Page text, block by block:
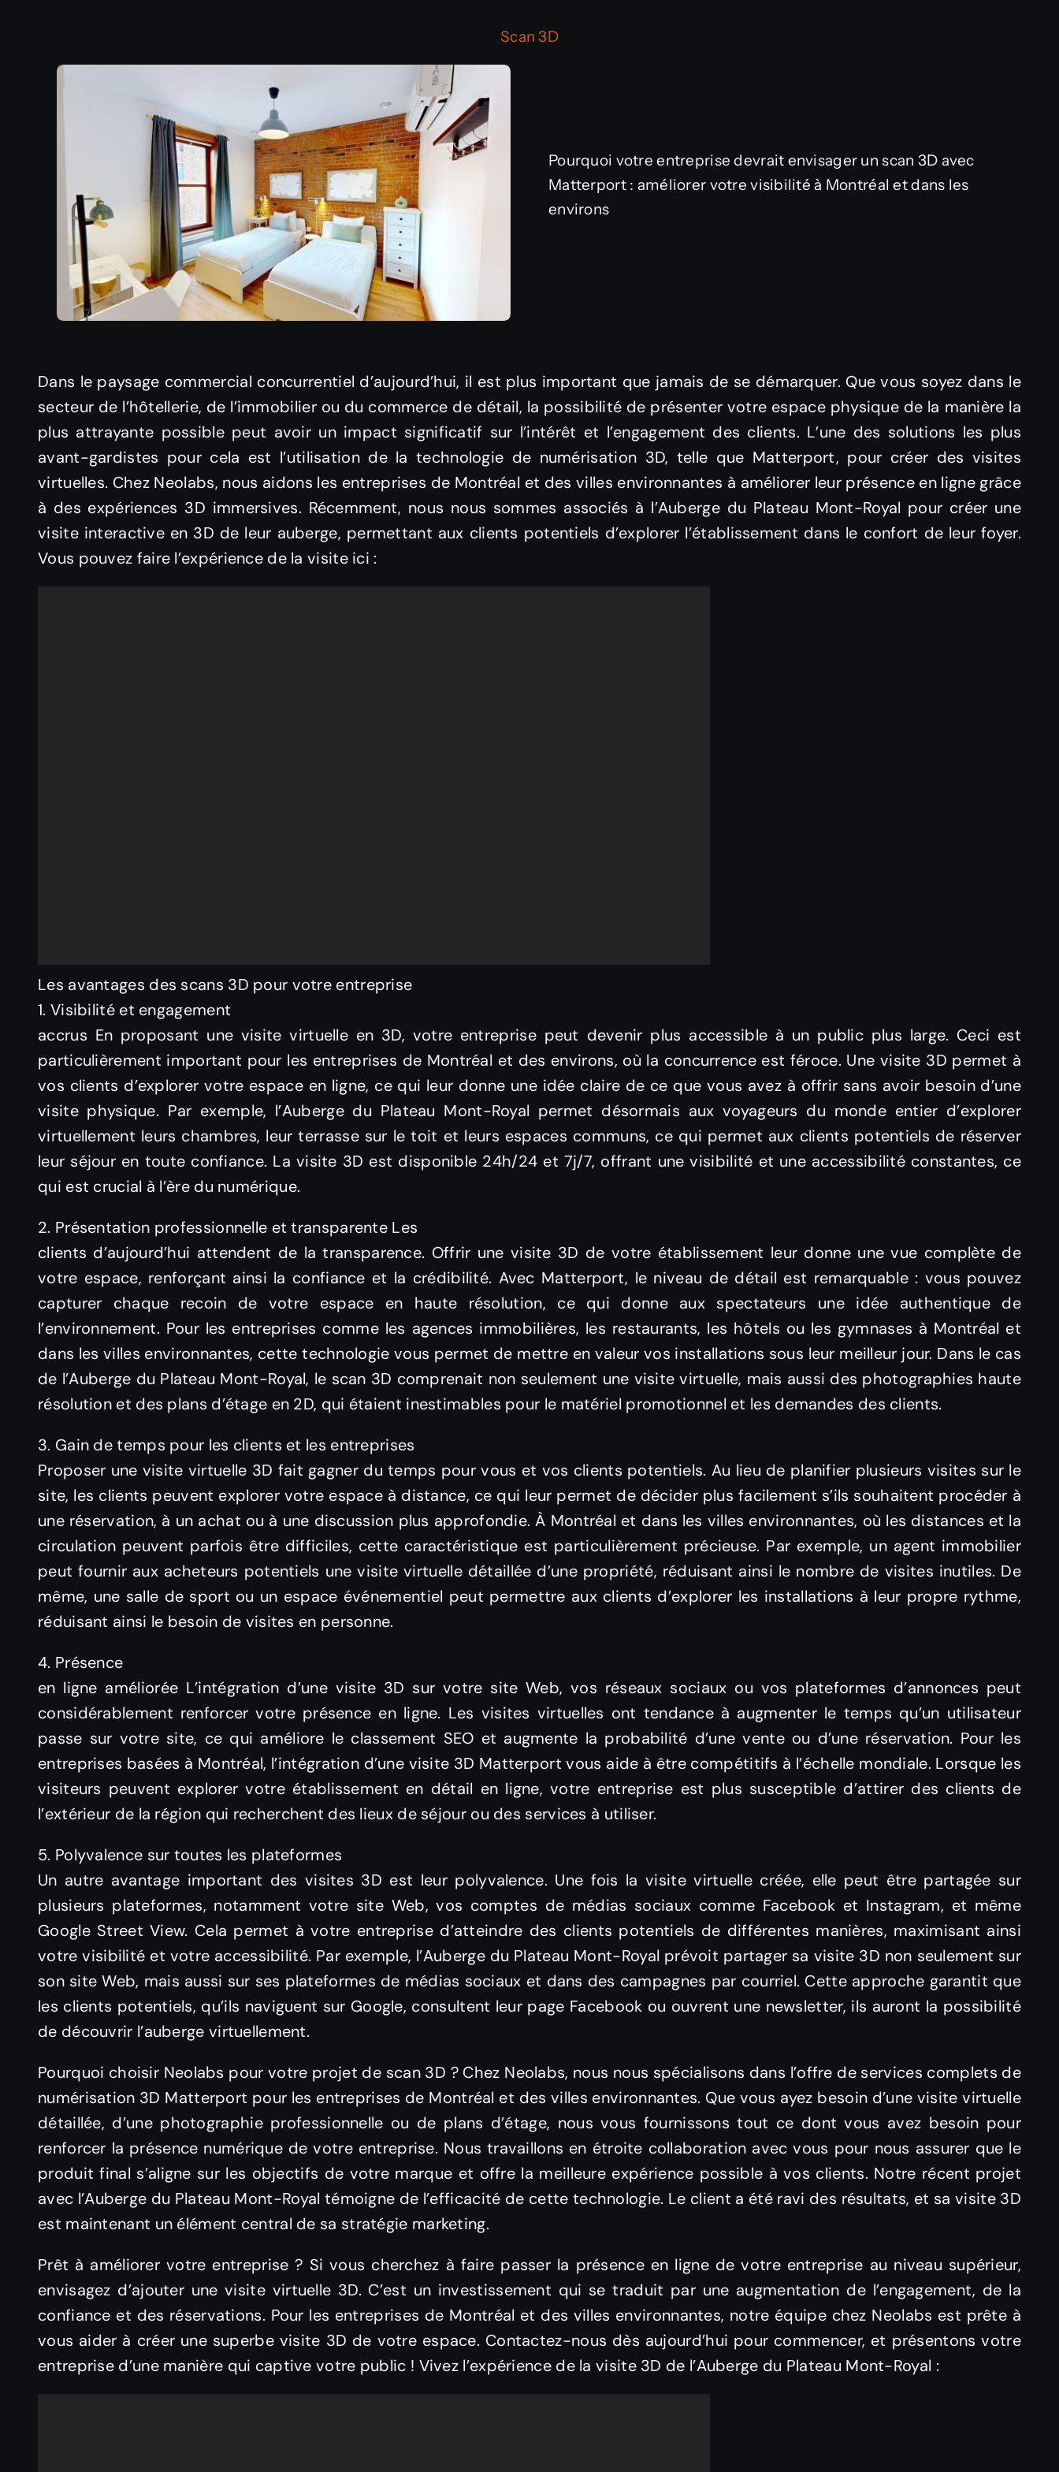
Scan 3D
Pourquoi votre entreprise devrait envisager un scan 3D avec
Matterport : améliorer votre visibilité à Montréal et dans les
environs
Dans le paysage commercial concurrentiel d’aujourd’hui, il est plus important que jamais de se démarquer. Que vous soyez dans le
secteur de l’hôtellerie, de l’immobilier ou du commerce de détail, la possibilité de présenter votre espace physique de la manière la
plus attrayante possible peut avoir un impact significatif sur l’intérêt et l’engagement des clients. L’une des solutions les plus
avant-gardistes pour cela est l’utilisation de la technologie de numérisation 3D, telle que Matterport, pour créer des visites
virtuelles. Chez Neolabs, nous aidons les entreprises de Montréal et des villes environnantes à améliorer leur présence en ligne grâce
à des expériences 3D immersives. Récemment, nous nous sommes associés à l’Auberge du Plateau Mont-Royal pour créer une
visite interactive en 3D de leur auberge, permettant aux clients potentiels d’explorer l’établissement dans le confort de leur foyer.
Vous pouvez faire l’expérience de la visite ici :
Les avantages des scans 3D pour votre entreprise
1. Visibilité et engagement
accrus En proposant une visite virtuelle en 3D, votre entreprise peut devenir plus accessible à un public plus large. Ceci est
particulièrement important pour les entreprises de Montréal et des environs, où la concurrence est féroce. Une visite 3D permet à
vos clients d’explorer votre espace en ligne, ce qui leur donne une idée claire de ce que vous avez à offrir sans avoir besoin d’une
visite physique. Par exemple, l’Auberge du Plateau Mont-Royal permet désormais aux voyageurs du monde entier d’explorer
virtuellement leurs chambres, leur terrasse sur le toit et leurs espaces communs, ce qui permet aux clients potentiels de réserver
leur séjour en toute confiance. La visite 3D est disponible 24h/24 et 7j/7, offrant une visibilité et une accessibilité constantes, ce
qui est crucial à l’ère du numérique.
2. Présentation professionnelle et transparente Les
clients d’aujourd’hui attendent de la transparence. Offrir une visite 3D de votre établissement leur donne une vue complète de
votre espace, renforçant ainsi la confiance et la crédibilité. Avec Matterport, le niveau de détail est remarquable : vous pouvez
capturer chaque recoin de votre espace en haute résolution, ce qui donne aux spectateurs une idée authentique de
l’environnement. Pour les entreprises comme les agences immobilières, les restaurants, les hôtels ou les gymnases à Montréal et
dans les villes environnantes, cette technologie vous permet de mettre en valeur vos installations sous leur meilleur jour. Dans le cas
de l’Auberge du Plateau Mont-Royal, le scan 3D comprenait non seulement une visite virtuelle, mais aussi des photographies haute
résolution et des plans d’étage en 2D, qui étaient inestimables pour le matériel promotionnel et les demandes des clients.
3. Gain de temps pour les clients et les entreprises
Proposer une visite virtuelle 3D fait gagner du temps pour vous et vos clients potentiels. Au lieu de planifier plusieurs visites sur le
site, les clients peuvent explorer votre espace à distance, ce qui leur permet de décider plus facilement s’ils souhaitent procéder à
une réservation, à un achat ou à une discussion plus approfondie. À Montréal et dans les villes environnantes, où les distances et la
circulation peuvent parfois être difficiles, cette caractéristique est particulièrement précieuse. Par exemple, un agent immobilier
peut fournir aux acheteurs potentiels une visite virtuelle détaillée d’une propriété, réduisant ainsi le nombre de visites inutiles. De
même, une salle de sport ou un espace événementiel peut permettre aux clients d’explorer les installations à leur propre rythme,
réduisant ainsi le besoin de visites en personne.
4. Présence
en ligne améliorée L’intégration d’une visite 3D sur votre site Web, vos réseaux sociaux ou vos plateformes d’annonces peut
considérablement renforcer votre présence en ligne. Les visites virtuelles ont tendance à augmenter le temps qu’un utilisateur
passe sur votre site, ce qui améliore le classement SEO et augmente la probabilité d’une vente ou d’une réservation. Pour les
entreprises basées à Montréal, l’intégration d’une visite 3D Matterport vous aide à être compétitifs à l’échelle mondiale. Lorsque les
visiteurs peuvent explorer votre établissement en détail en ligne, votre entreprise est plus susceptible d’attirer des clients de
l’extérieur de la région qui recherchent des lieux de séjour ou des services à utiliser.
5. Polyvalence sur toutes les plateformes
Un autre avantage important des visites 3D est leur polyvalence. Une fois la visite virtuelle créée, elle peut être partagée sur
plusieurs plateformes, notamment votre site Web, vos comptes de médias sociaux comme Facebook et Instagram, et même
Google Street View. Cela permet à votre entreprise d’atteindre des clients potentiels de différentes manières, maximisant ainsi
votre visibilité et votre accessibilité. Par exemple, l’Auberge du Plateau Mont-Royal prévoit partager sa visite 3D non seulement sur
son site Web, mais aussi sur ses plateformes de médias sociaux et dans des campagnes par courriel. Cette approche garantit que
les clients potentiels, qu’ils naviguent sur Google, consultent leur page Facebook ou ouvrent une newsletter, ils auront la possibilité
de découvrir l’auberge virtuellement.
Pourquoi choisir Neolabs pour votre projet de scan 3D ? Chez Neolabs, nous nous spécialisons dans l’offre de services complets de
numérisation 3D Matterport pour les entreprises de Montréal et des villes environnantes. Que vous ayez besoin d’une visite virtuelle
détaillée, d’une photographie professionnelle ou de plans d’étage, nous vous fournissons tout ce dont vous avez besoin pour
renforcer la présence numérique de votre entreprise. Nous travaillons en étroite collaboration avec vous pour nous assurer que le
produit final s’aligne sur les objectifs de votre marque et offre la meilleure expérience possible à vos clients. Notre récent projet
avec l’Auberge du Plateau Mont-Royal témoigne de l’efficacité de cette technologie. Le client a été ravi des résultats, et sa visite 3D
est maintenant un élément central de sa stratégie marketing.
Prêt à améliorer votre entreprise ? Si vous cherchez à faire passer la présence en ligne de votre entreprise au niveau supérieur,
envisagez d’ajouter une visite virtuelle 3D. C’est un investissement qui se traduit par une augmentation de l’engagement, de la
confiance et des réservations. Pour les entreprises de Montréal et des villes environnantes, notre équipe chez Neolabs est prête à
vous aider à créer une superbe visite 3D de votre espace. Contactez-nous dès aujourd’hui pour commencer, et présentons votre
entreprise d’une manière qui captive votre public ! Vivez l’expérience de la visite 3D de l’Auberge du Plateau Mont-Royal :